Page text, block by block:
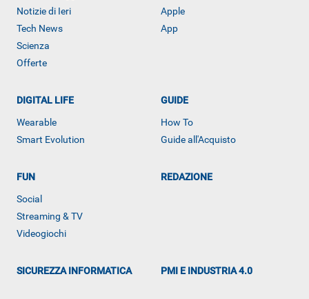
ALTRO
Notizie di Ieri
Tech News
Scienza
Offerte
Apple
App
DIGITAL LIFE
Wearable
Smart Evolution
GUIDE
How To
Guide all'Acquisto
FUN
Social
Streaming & TV
Videogiochi
REDAZIONE
SICUREZZA INFORMATICA PMI E INDUSTRIA 4.0